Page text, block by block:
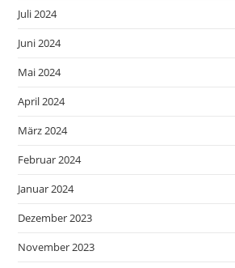
Juli 2024
Juni 2024
Mai 2024
April 2024
März 2024
Februar 2024
Januar 2024
Dezember 2023
November 2023